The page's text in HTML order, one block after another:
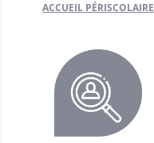
ACCUEIL PÉRISCOLAIRE